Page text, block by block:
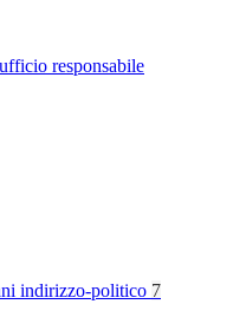
responsabile
indirizzo-politico 7